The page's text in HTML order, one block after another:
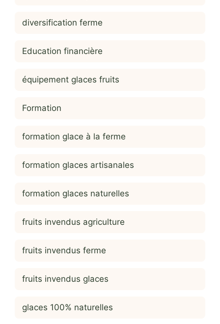
diversification ferme
Education financière
équipement glaces fruits
Formation
formation glace à la ferme
formation glaces artisanales
formation glaces naturelles
fruits invendus agriculture
fruits invendus ferme
fruits invendus glaces
glaces 100% naturelles